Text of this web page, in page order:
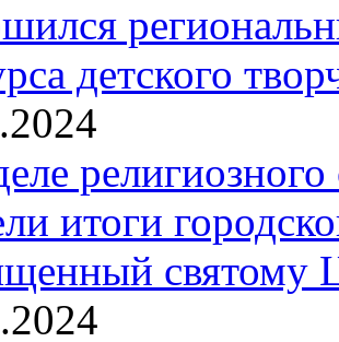
детского
религиозного
итоги
святому